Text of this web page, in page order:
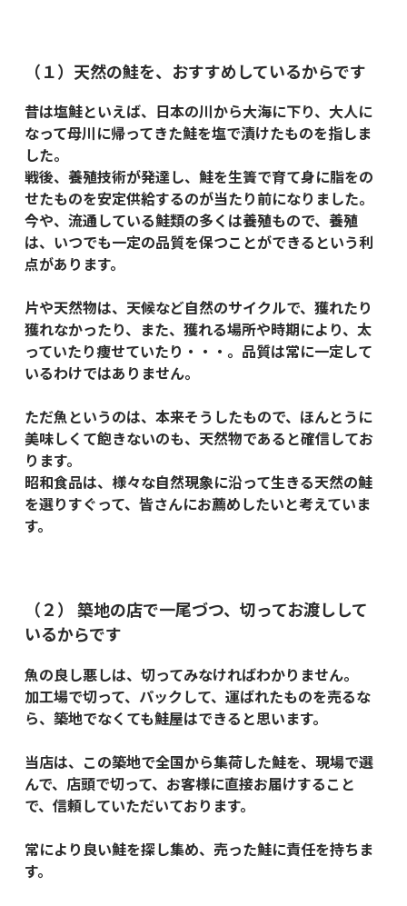
（１）天然の鮭を、おすすめしているからです
昔は塩鮭といえば、日本の川から大海に下り、大人に
なって母川に帰ってきた鮭を塩で漬けたものを指しま
した。
戦後、養殖技術が発達し、鮭を生簀で育て身に脂をの
せたものを安定供給するのが当たり前になりました。
今や、流通している鮭類の多くは養殖もので、養殖
は、いつでも一定の品質を保つことができるという利
点があります。
片や天然物は、天候など自然のサイクルで、獲れたり
獲れなかったり、また、獲れる場所や時期により、太
っていたり痩せていたり・・・。品質は常に一定して
いるわけではありません。
ただ魚というのは、本来そうしたもので、ほんとうに
美味しくて飽きないのも、天然物であると確信してお
ります。
昭和食品は、様々な自然現象に沿って生きる天然の鮭
を選りすぐって、皆さんにお薦めしたいと考えていま
す。
（２） 築地の店で一尾づつ、切ってお渡しして
いるからです
魚の良し悪しは、切ってみなければわかりません。
加工場で切って、パックして、運ばれたものを売るな
ら、築地でなくても鮭屋はできると思います。
当店は、この築地で全国から集荷した鮭を、現場で選
んで、店頭で切って、お客様に直接お届けすること
で、信頼していただいております。
常により良い鮭を探し集め、売った鮭に責任を持ちま
す。